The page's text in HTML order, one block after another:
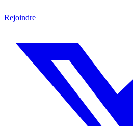
Rejoindre